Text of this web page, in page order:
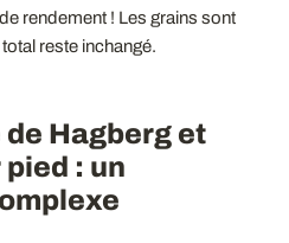
rendement ! Les grains sont
reste inchangé.
Hagberg et
: un